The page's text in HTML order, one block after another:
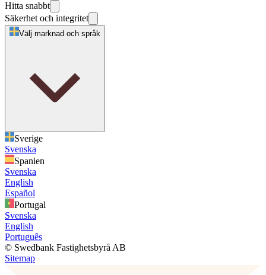
Hitta snabbt
Säkerhet och integritet
Välj marknad och språk
Sverige
Svenska
Spanien
Svenska
English
Español
Portugal
Svenska
English
Português
© Swedbank Fastighetsbyrå AB
Sitemap